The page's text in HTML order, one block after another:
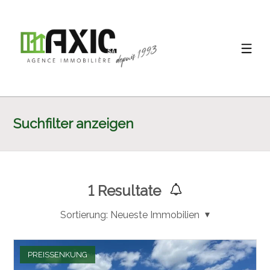
Suchfilter anzeigen
1Resultate
Sortierung: Neueste Immobilien
PREISSENKUNG